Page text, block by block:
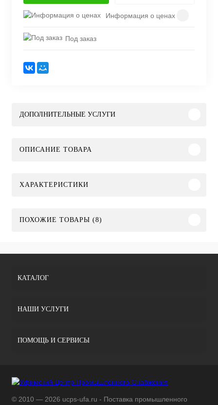
Информация о ценах
Под заказ
ДОПОЛНИТЕЛЬНЫЕ УСЛУГИ
ОПИСАНИЕ ТОВАРА
ХАРАКТЕРИСТИКИ
ПОХОЖИЕ ТОВАРЫ (8)
КАТАЛОГ
НАШИ УСЛУГИ
ПОМОЩЬ И СЕРВИСЫ
© 2010 — 2026 ucps-ufa.ru - Поставка промышленного